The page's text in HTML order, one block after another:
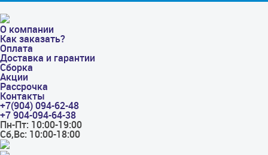
О компании
Как заказать?
Оплата
Доставка и гарантии
Сборка
Акции
Рассрочка
Контакты
+7(904) 094-62-48
+7 904-094-64-38
Пн-Пт: 10:00-19:00
Сб,Вс: 10:00-18:00